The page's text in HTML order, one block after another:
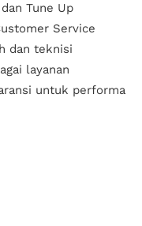
Tune Up
Service
dan teknisi
layanan
untuk performa